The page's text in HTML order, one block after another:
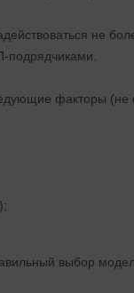
не
подрядчиками.
факторы (не
выбор